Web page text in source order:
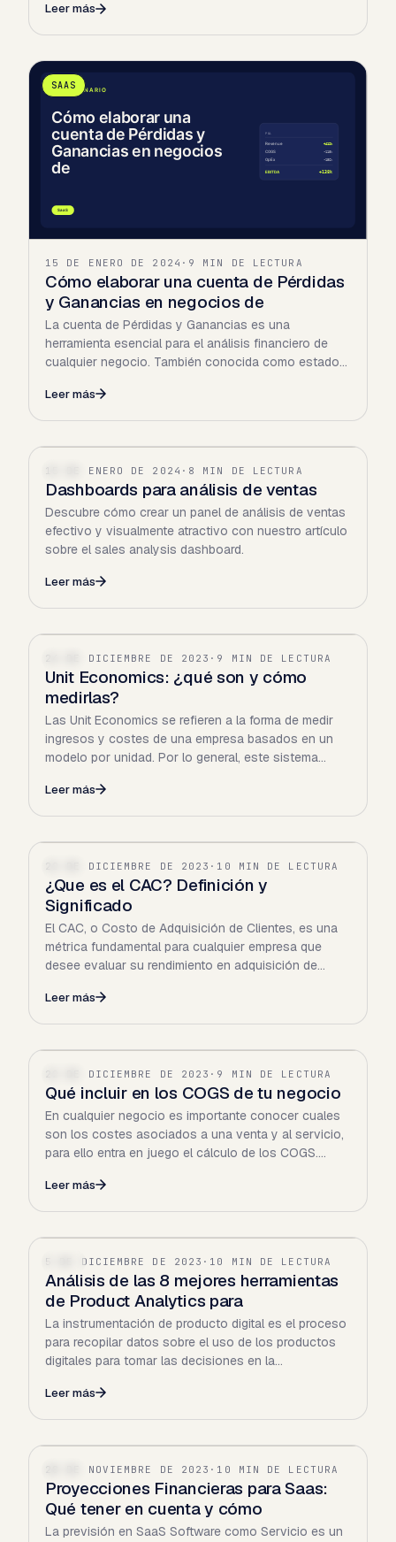
Leer más
SAAS
15 DE ENERO DE 2024 · 9 MIN DE LECTURA
Cómo elaborar una cuenta de Pérdidas
y Ganancias en negocios de
La cuenta de Pérdidas y Ganancias es una
herramienta esencial para el análisis financiero de
cualquier negocio. También conocida como estado
Leer más
15 DE ENERO DE 2024 · 8 MIN DE LECTURA
Dashboards para análisis de ventas
Descubre cómo crear un panel de análisis de ventas
efectivo y visualmente atractivo con nuestro artículo
sobre el sales analysis dashboard.
Leer más
24 DE DICIEMBRE DE 2023 · 9 MIN DE LECTURA
Unit Economics: ¿qué son y cómo
medirlas?
Las Unit Economics se refieren a la forma de medir
ingresos y costes de una empresa basados en un
modelo por unidad. Por lo general, este sistema
Leer más
22 DE DICIEMBRE DE 2023 · 10 MIN DE LECTURA
¿Que es el CAC? Definición y
Significado
El CAC, o Costo de Adquisición de Clientes, es una
métrica fundamental para cualquier empresa que
desee evaluar su rendimiento en adquisición de
Leer más
22 DE DICIEMBRE DE 2023 · 9 MIN DE LECTURA
Qué incluir en los COGS de tu negocio
En cualquier negocio es importante conocer cuales
son los costes asociados a una venta y al servicio,
para ello entra en juego el cálculo de los COGS.
Leer más
5 DE DICIEMBRE DE 2023 · 10 MIN DE LECTURA
Análisis de las 8 mejores herramientas
de Product Analytics para
La instrumentación de producto digital es el proceso
para recopilar datos sobre el uso de los productos
digitales para tomar las decisiones en la
Leer más
28 DE NOVIEMBRE DE 2023 · 10 MIN DE LECTURA
Proyecciones Financieras para Saas:
Qué tener en cuenta y cómo
La previsión en SaaS Software como Servicio es un